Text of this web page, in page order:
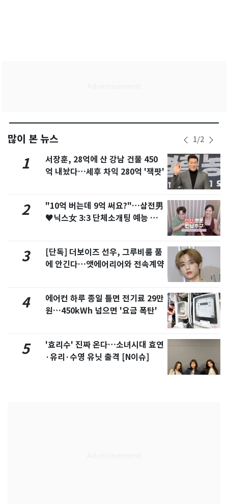
많이 본 뉴스 1/2
1
서장훈, 28억에 산 강남 건물 450
억 내놨다…세후 차익 280억 '잭팟'
2
"10억 버는데 9억 써요?"…삼전男
♥닉스女 3:3 단체소개팅 예능 화
3
[단독] 더보이즈 선우, 그루비룸 품
에 안긴다…앳에어리어와 전속계약
4
에어컨 하루 종일 틀면 전기료 29만
원…450kWh 넘으면 '요금 폭탄'
5
'효리수' 진짜 온다…소녀시대 효연
·유리·수영 유닛 출격 [N이슈]